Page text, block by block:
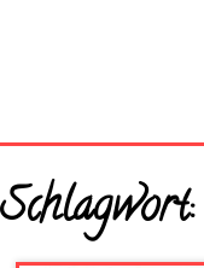
Startseite
Neue Bilder
Schlagwort: